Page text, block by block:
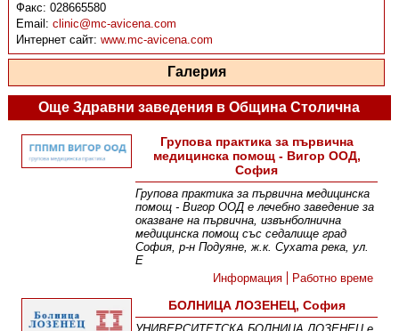
Факс:028665580
Email:clinic@mc-avicena.com
Интернет сайт:www.mc-avicena.com
Галерия
Още Здравни заведения в Община Столична
Групова практика за първична
медицинска помощ - Вигор ООД,
София
Групова практика за първична медицинска
помощ - Вигор ООД е лечебно заведение за
оказване на първична, извънболнична
медицинска помощ със седалище град
София, р-н Подуяне, ж.к. Сухата река, ул.
Е
Информация
Работно време
БОЛНИЦА ЛОЗЕНЕЦ, София